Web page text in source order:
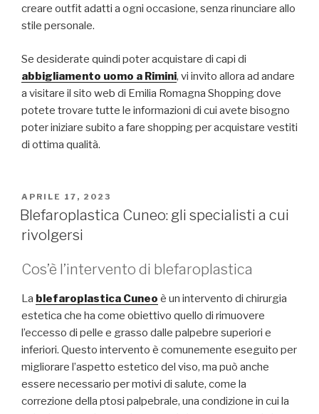
creare outfit adatti a ogni occasione, senza rinunciare allo
stile personale.
Se desiderate quindi poter acquistare di capi di
abbigliamento uomo a Rimini, vi invito allora ad andare
a visitare il sito web di Emilia Romagna Shopping dove
potete trovare tutte le informazioni di cui avete bisogno
poter iniziare subito a fare shopping per acquistare vestiti
di ottima qualità.
PUBBLICATO
IL
APRILE 17, 2023
Blefaroplastica Cuneo: gli specialisti a cui
rivolgersi
Cos’è l’intervento di blefaroplastica
La blefaroplastica Cuneo è un intervento di chirurgia
estetica che ha come obiettivo quello di rimuovere
l’eccesso di pelle e grasso dalle palpebre superiori e
inferiori. Questo intervento è comunemente eseguito per
migliorare l’aspetto estetico del viso, ma può anche
essere necessario per motivi di salute, come la
correzione della ptosi palpebrale, una condizione in cui la